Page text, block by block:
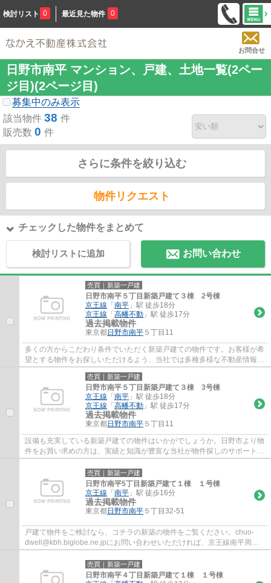
検討リスト 0 最近見た物件 0
お問合せ
日野市南平 マンション、戸建、土地一覧(2ペー
ジ目)(2ページ目)
募集中のみ表示
該当物件 38 件
販売数 0 件
さらに条件を絞り込む
物件リクエスト
チェックした物件をまとめて
検討リストに追加 お問い合わせ
売買｜新築一戸建
日野市南平５丁目新築戸建て３棟 2号棟
京王線 「 南平 」駅 徒歩18分
京王線 「 高幡不動 」駅 徒歩17分
過去掲載物件
東京都日野市南平 ５丁目11
多くの方からこだわり条件でいただく新築戸建ての物件です。お客様が希
望とする物件をお探しいただけるよう、当社では多種多様な不動産情報を
ご用意しております。物件購入をお考えな...
売買｜新築一戸建
日野市南平５丁目新築戸建て３棟 3号棟
京王線 「 南平 」駅 徒歩18分
京王線 「 高幡不動 」駅 徒歩17分
過去掲載物件
東京都日野市南平 ５丁目11
設備も充実している新築戸建ての物件はいかがでしょうか。日野市より物
件をお買い求めの方は、実績と知識が豊富な当社が物件探しのサポートを
致します。042-506-6841かchuo-dwell@kbh....
売買｜新築一戸建
日野市南平5丁目新築戸建て１棟 １号棟
京王線 「 南平 」駅 徒歩16分
過去掲載物件
東京都日野市南平 ５丁目32-51
戸建て物件をご検討なら、コチラの新築の物件をご覧ください。chuo-
dwell@kbh.biglobe.ne.jpにお問い合わせいただければ、京王線南平周辺
の不動産情報をご紹介させていただきます。
売買｜新築一戸建
日野市南平４丁目新築戸建て１棟 １号棟